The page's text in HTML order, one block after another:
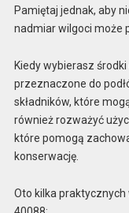
Pamiętaj jednak, aby
nadmiar wilgoci może
Kiedy wybierasz
przeznaczone do
składników, które
również rozważyć
które pomogą
konserwację.
Oto kilka praktycznych